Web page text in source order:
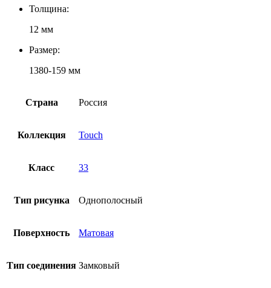
Толщина:
12 мм
Размер:
1380-159 мм
Страна Россия
Коллекция Touch
Класс 33
Тип рисунка Однополосный
Поверхность Матовая
Тип соединения Замковый